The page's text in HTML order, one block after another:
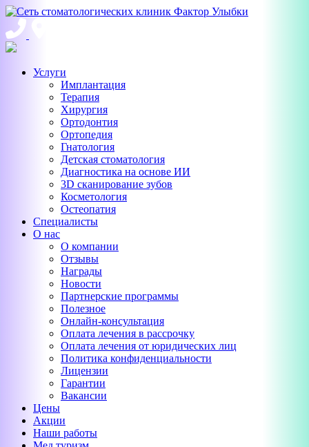
Услуги
Имплантация
Терапия
Хирургия
Ортодонтия
Ортопедия
Гнатология
Детская стоматология
Диагностика на основе ИИ
3D сканирование зубов
Косметология
Остеопатия
Специалисты
О нас
О компании
Отзывы
Награды
Новости
Партнерские программы
Полезное
Онлайн-консультация
Оплата лечения в рассрочку
Оплата лечения от юридических лиц
Политика конфиденциальности
Лицензии
Гарантии
Вакансии
Цены
Акции
Наши работы